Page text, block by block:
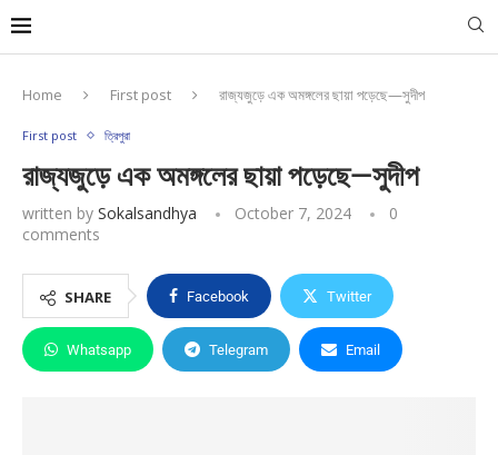
Home First post রাজ্যজুড়ে এক অমঙ্গলের ছায়া পড়েছে—সুদীপ
First post ত্রিপুরা
রাজ্যজুড়ে এক অমঙ্গলের ছায়া পড়েছে—সুদীপ
written by Sokalsandhya October 7, 2024
0
comments
SHARE Facebook Twitter
Whatsapp Telegram Email